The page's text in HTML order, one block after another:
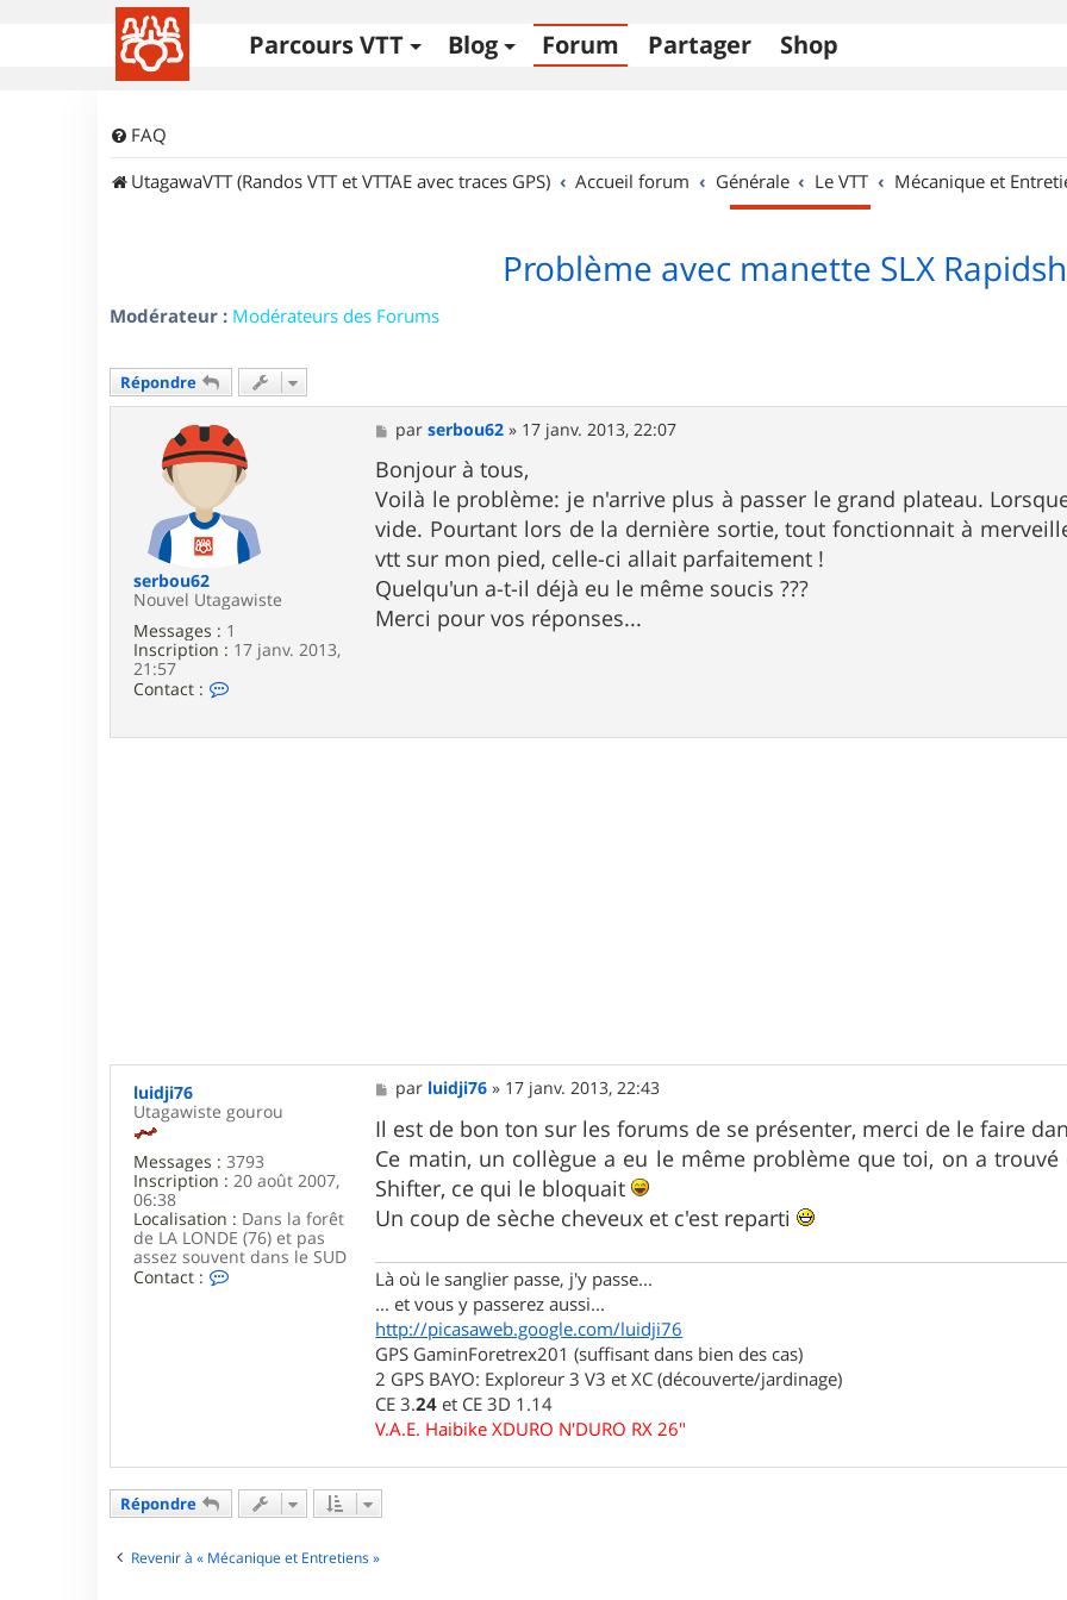
Parcours VTT Blog Forum Partager Shop
FAQ
UtagawaVTT (Randos VTT et VTTAE avec traces GPS)
Accueil forum Générale Le VTT Mécanique et
Problème avec manette SLX
Modérateur : Modérateurs des Forums
Répondre
serbou62
Nouvel Utagawiste
Messages : 1
Inscription : 17 janv. 2013,
21:57
Contact :
t
M
e
s
s
a
g
e
parserbou62 » 17 janv. 2013, 22:07
Bonjour à tous,
Voilà le problème: je n'arrive plus à passer le grand plateau.
vide. Pourtant lors de la dernière sortie, tout fonctionnait à
vtt sur mon pied, celle-ci allait parfaitement !
Quelqu'un a-t-il déjà eu le même soucis ???
Merci pour vos réponses...
luidji76
Utagawiste gourou
Messages : 3793
Inscription : 20 août 2007,
06:38
Localisation : Dans la forêt
de LA LONDE (76) et pas
assez souvent dans le SUD
Contact :
u
i
j
7
M
e
s
s
a
g
e
par luidji76 » 17 janv. 2013, 22:43
Il est de bon ton sur les forums de se présenter, merci de le faire
Ce matin, un collègue a eu le même problème que toi, on a
Shifter, ce qui le bloquait
Un coup de sèche cheveux et c'est reparti
Là où le sanglier passe, j'y passe...
... et vous y passerez aussi...
http://picasaweb.google.com/luidji76
GPS GaminForetrex201 (suffisant dans bien des cas)
2 GPS BAYO: Exploreur 3 V3 et XC (découverte/jardinage)
CE 3.24 et CE 3D 1.14
V.A.E. Haibike XDURO N'DURO RX 26"
Répondre
Revenir à « Mécanique et Entretiens »